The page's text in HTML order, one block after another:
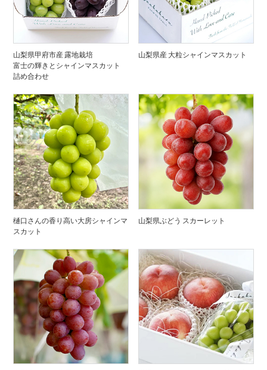
山梨県甲府市産 露地栽培
富士の輝きとシャインマスカット
詰め合わせ
山梨県産 大粒シャインマスカット
樋口さんの香り高い大房シャインマ
スカット
山梨県ぶどう スカーレット